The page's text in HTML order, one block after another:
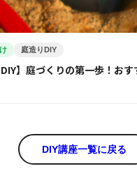
庭造りDIY
DIY】庭づくりの第一歩！お
DIY講座一覧に戻る